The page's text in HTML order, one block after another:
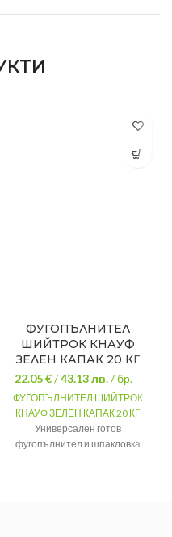
ФУГОПЪЛНИТЕЛ
ШИЙТРОК КНАУФ
ЗЕЛЕН КАПАК 20 КГ
22.05 €/43.13лв./ бр.
ФУГОПЪЛНИТЕЛ ШИЙТРОК
КНАУФ ЗЕЛЕН КАПАК 20 КГ
Универсален готов
фугопълнител и шпакловка